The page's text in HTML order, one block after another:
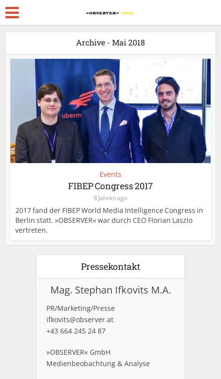
Archive - Mai 2018
Events
FIBEP Congress 2017
8 Jahren ago
2017 fand der FIBEP World Media Intelligence Congress in
Berlin statt. »OBSERVER« war durch CEO Florian Laszlo
vertreten.
Pressekontakt
Mag. Stephan Ifkovits M.A.
PR/Marketing/Presse
ifkovits@observer.at
+43 664 245 24 87
»OBSERVER« GmbH
Medienbeobachtung & Analyse